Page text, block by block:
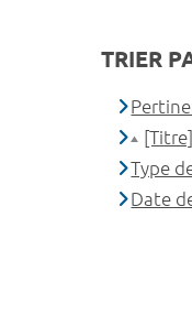
TRIER
[Titre]
Type
Date